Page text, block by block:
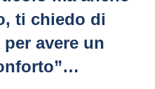
ti chiedo di
avere un